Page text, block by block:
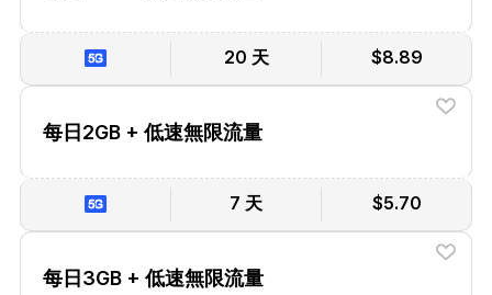
20 天 $8.89
每日2GB + 低速無限流量
7 天 $5.70
每日3GB + 低速無限流量